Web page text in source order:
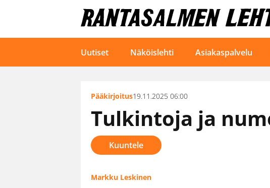
Uutiset Näköislehti Asiakaspalvelu
Pääkirjoitus19.11.2025 06:00
Tulkintoja ja
Kuuntele
Markku Leskinen